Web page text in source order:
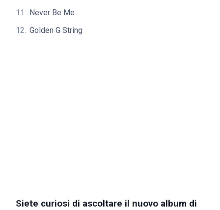
Never Be Me
Golden G String
Siete curiosi di ascoltare il nuovo album di